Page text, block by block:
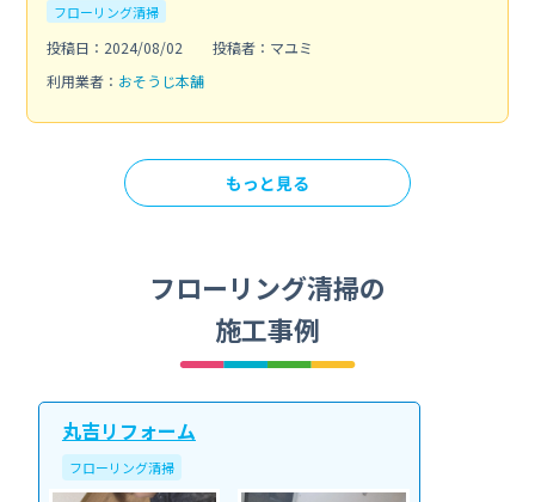
フローリング清掃
投稿日：2024/08/02
投稿者：マユミ
利用業者： おそうじ本舗
もっと見る
フローリング清掃の
施工事例
丸吉リフォーム
フローリング清掃